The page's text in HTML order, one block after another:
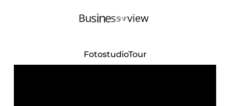
Businessvideos
FotostudioTour